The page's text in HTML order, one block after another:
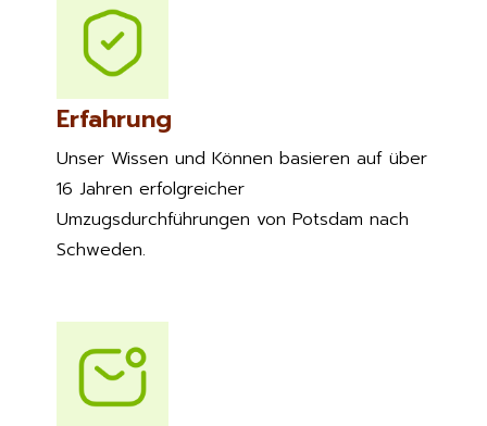
Erfahrung
Unser Wissen und Können basieren auf über
16 Jahren erfolgreicher
Umzugsdurchführungen von Potsdam nach
Schweden.